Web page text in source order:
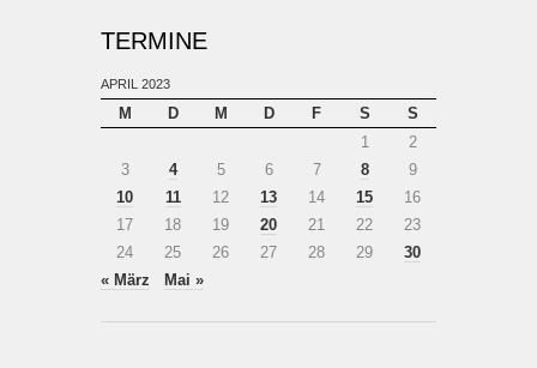
TERMINE
APRIL 2023
M D M D F S
S
1
2
3
4 5 6 7 8
9
10
11 12 13 14 15
16
17
18 19 20 21 22
23
24
25 26 27 28 29
30
« März
Mai »